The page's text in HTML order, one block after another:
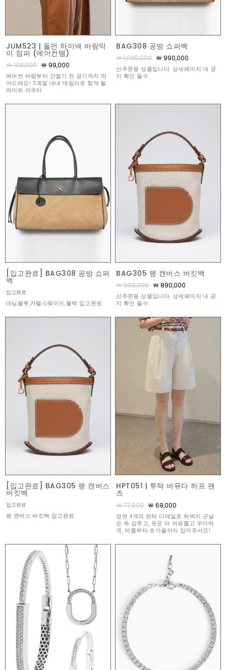
JUM523 | 돌먼 하이넥 바람막
이 점퍼 (에어컨템)
￦ 108,000 ￦ 99,000
에어컨 바람부터 간절기 찬 공기까지 막
아드려요! 3계절 내내 데일리로 찾게 될
라이트 아우터
BAG308 공방 쇼퍼백
￦ 1,080,000 ￦ 990,000
선주문용 상품입니다. 상세페이지 내 공
지 확인 필수
[입고완료] BAG308 공방 쇼퍼
백
입고완료
데님블루,카멜스웨이드,블랙 입고완료
BAG305 팽 캔버스 버킷백
￦ 990,000 ￦ 890,000
선주문용 상품입니다. 상세페이지 내 공
지 확인 필수
[입고완료] BAG305 팽 캔버스
버킷백
입고완료
팽 캔버스 버킷백 입고완료
HPT051 | 투턱 버뮤다 하프 팬
츠
￦ 77,000 ￦ 69,000
정면 4개의 핀턱 디테일로 허벅지 군살
은 쏙 감추고, 핏은 더 여유롭고 우아하
게, 여름부터 초가을까지 입어주셔요!